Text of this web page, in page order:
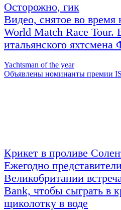
Осторожно, гик
Видео, снятое во
World Match Race Tour.
итальянского
Yachtsman of the year
Объявлены номинанты премии
Крикет в проливе
Ежегодно
Великобритании
Bank, чтобы сыграть в
щиколотку в воде